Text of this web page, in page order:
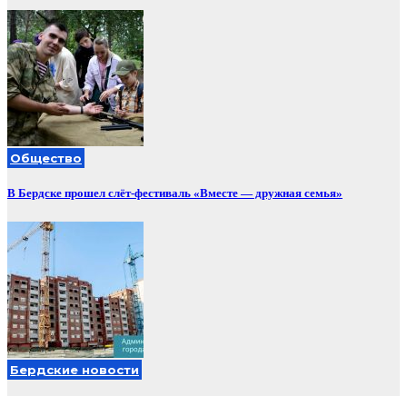
Общество
В Бердске прошел слёт-фестиваль «Вместе — дружная семья»
Бердские новости